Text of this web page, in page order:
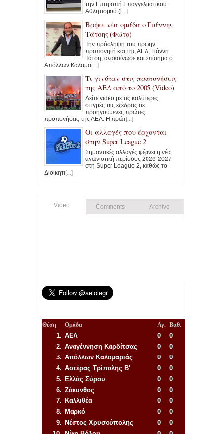
την Επιτροπή Επαγγελματικού
Αθλητισμού ([...]
Βρήκε νέα ομάδα ο Γιάννης
Τάτσης (Φώτο)
Την πρόσληψη του πρώην
προπονητή και της ΑΕΛ, Γιάννη
Τάτση, ανακοίνωσε και επίσημα ο
Απόλλων Καλαμα[...]
Τι γινόταν στις προπονήσεις
της ΑΕΛ από το 2005 (Video)
Δείτε video με τις καλύτερες
στιγμές της εξέδρας σε
προηγούμενες πρώτες
προπονήσεις της ΑΕΛ. Η πρώτ[...]
Οι αλλαγές που έρχονται
στην Super League 2
Σημαντικές αλλαγές φέρνει η νέα
αγωνιστική περίοδος 2026-2027
στη Super League 2, καθώς το
Διοικητι [...]
Video Comments Archive
Θέση Ομάδα Αγ. Βαθ.
1. ΑΕΛ 0
0
2. Αναγέννηση Καρδίτσας 0
0
3. Απόλλων Καλαμαριάς 0
0
4. Αστέρας Τρίπολης Β' 0
0
5. Ελλάς Σύρου 0
0
6. Ζάκυνθος 0
0
7. Καλλιθέα 0
0
8. Μαρκό 0
0
9. Νέστος Χρυσούπολης 0
0